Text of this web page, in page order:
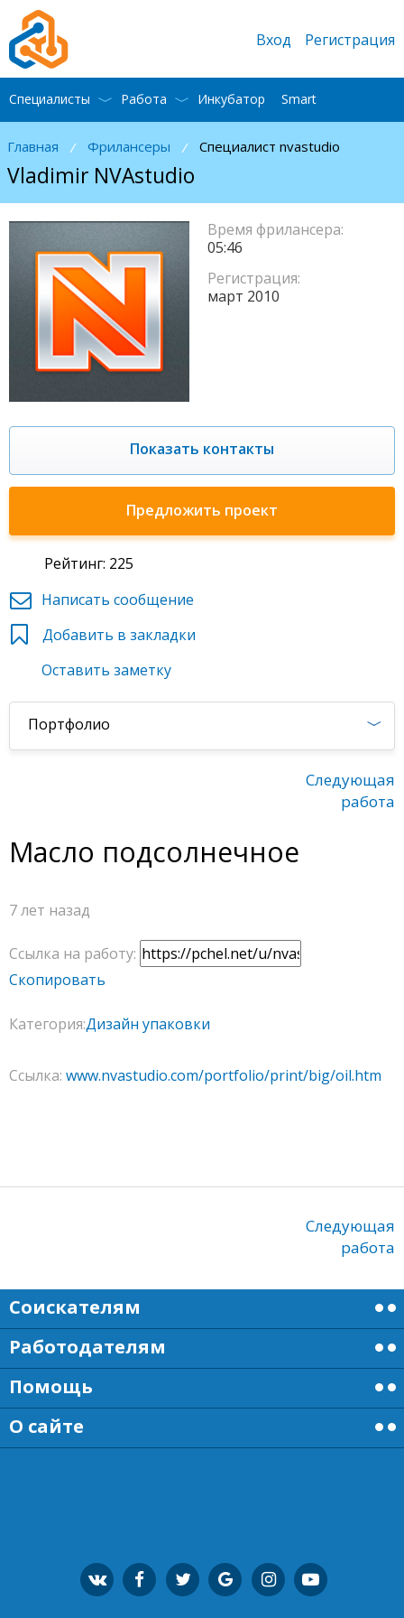
Главная / Фрилансеры / Специалист nvastudio
Vladimir NVAstudio
Время фрилансера:
05:46
Регистрация:
март 2010
Показать контакты
Предложить проект
Рейтинг: 225
Написать сообщение
Добавить в закладки
Оставить заметку
Портфолио
Следующая
работа
Масло подсолнечное
7 лет назад
Ссылка на работу:
Скопировать
Категория:Дизайн упаковки
Ссылка: www.nvastudio.com/portfolio/print/big/oil.htm
Следующая
работа
Вход Регистрация
Специалисты Работа Инкубатор Smart
Соискателям
Работодателям
Помощь
О сайте